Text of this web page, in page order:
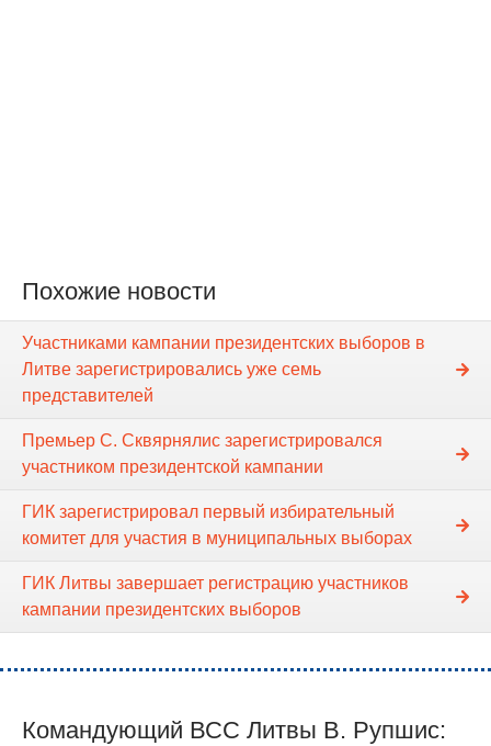
Похожие новости
Участниками кампании президентских выборов в
Литве зарегистрировались уже семь
представителей
Премьер С. Сквярнялис зарегистрировался
участником президентской кампании
ГИК зарегистрировал первый избирательный
комитет для участия в муниципальных выборах
ГИК Литвы завершает регистрацию участников
кампании президентских выборов
Командующий ВСС Литвы В. Рупшис: